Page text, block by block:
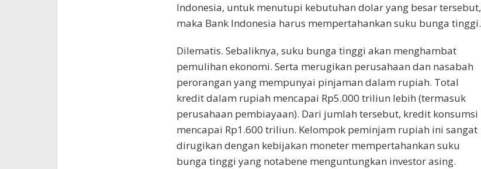
Indonesia, untuk menutupi kebutuhan dolar yang besar tersebut,
maka Bank Indonesia harus mempertahankan suku bunga tinggi.
Dilematis. Sebaliknya, suku bunga tinggi akan menghambat
pemulihan ekonomi. Serta merugikan perusahaan dan nasabah
perorangan yang mempunyai pinjaman dalam rupiah. Total
kredit dalam rupiah mencapai Rp5.000 triliun lebih (termasuk
perusahaan pembiayaan). Dari jumlah tersebut, kredit konsumsi
mencapai Rp1.600 triliun. Kelompok peminjam rupiah ini sangat
dirugikan dengan kebijakan moneter mempertahankan suku
bunga tinggi yang notabene menguntungkan investor asing.